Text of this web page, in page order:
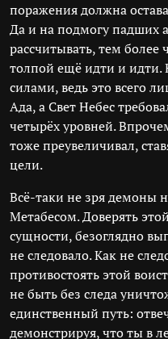
поражения должна
Да и на подмогу падших
рассчитывать, тем
толпой ещё идти и идти.
силами, ведь это всего
Ада, а Свет Небес
четырёх уровней.
тоже преувеличивал,
цели.
Всё-таки не зря демоны
Метабесом. Доверять
сущности, безоглядно
не следовало. Как не
противостоять этой
не быть без следа
единственный путь:
демонстрируя, что ты в